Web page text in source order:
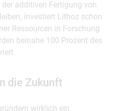
additiven Fertigung von
investiert Lithoz schon
Ressourcen in Forschung
beinahe 100 Prozent des
die Zukunft
wirklich ein